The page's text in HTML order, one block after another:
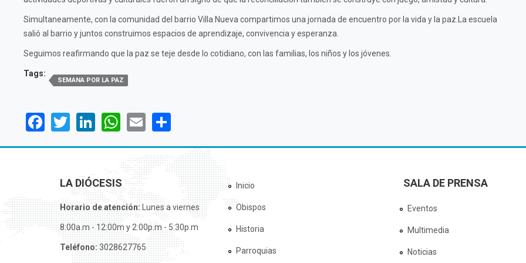
Simultaneamente, con la comunidad del barrio Villa Nueva compartimos una jornada de encuentro por la vida y la paz.La escuela
salió al barrio y juntos construimos espacios de aprendizaje, convivencia y esperanza.
Seguimos reafirmando que la paz se teje desde lo cotidiano, con las familias, los niños y los jóvenes.
Tags:
SEMANA POR LA PAZ
Facebook
TwitterLinkedIn
WhatsApp
Email
LA DIÓCESIS
Horario de atención:Lunes a viernes
8:00a.m - 12:00m y 2:00p.m - 5:30p.m
Teléfono:3028627765
Inicio
Obispos
Historia
Parroquias
SALA DE PRENSA
Eventos
Multimedia
Noticias